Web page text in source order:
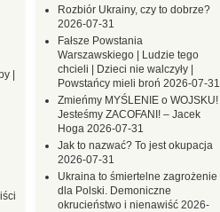
Rozbiór Ukrainy, czy to dobrze?
2026-07-31
Fałsze Powstania
Warszawskiego | Ludzie tego
chcieli | Dzieci nie walczyły |
Powstańcy mieli broń 2026-07-31
Zmieńmy MYŚLENIE o WOJSKU!
Jesteśmy ZACOFANI! – Jacek
Hoga 2026-07-31
Jak to nazwać? To jest okupacja
2026-07-31
Ukraina to śmiertelne zagrożenie
dla Polski. Demoniczne
okrucieństwo i nienawiść 2026-
|